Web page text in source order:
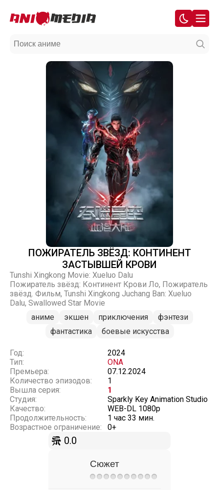
ПОЖИРАТЕЛЬ ЗВЁЗД: КОНТИНЕНТ
ЗАСТЫВШЕЙ КРОВИ
Tunshi Xingkong Movie: Xueluo Dalu
Пожиратель звёзд: Континент Крови Ло, Пожиратель
звёзд. Фильм, Tunshi Xingkong Juchang Ban: Xueluo
Dalu, Swallowed Star Movie
аниме
экшен приключения
фэнтези
фантастика
боевые искусства
Год:
2024
Тип:
ONA
Премьера:
07.12.2024
Количество эпизодов:
1
Вышла серия:
1
Студия:
Sparkly Key Animation Studio
Качество:
WEB-DL 1080p
Продолжительность:
1 час 33 мин.
Возрастное ограничение:
0+
0.0
Сюжет